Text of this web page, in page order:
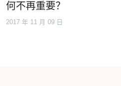
何不再重要？
2017 年 11 月 09 日